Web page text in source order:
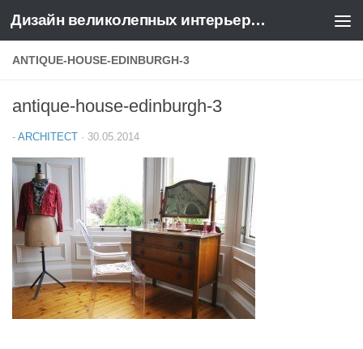
Перейти к содержимому Дизайн великолепных интерьеров квартир и домов
ANTIQUE-HOUSE-EDINBURGH-3
antique-house-edinburgh-3
- ARCHITECT · 30.05.2014